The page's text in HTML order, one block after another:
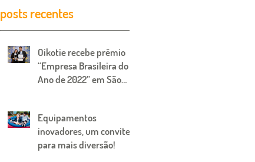
posts recentes
Oikotie recebe prêmio
“Empresa Brasileira do
Ano de 2022” em São
Equipamentos
inovadores, um convite
para mais diversão!